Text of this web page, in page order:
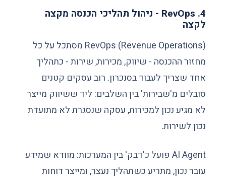
4. RevOps - ניהול תהליכי הכנסה מקצה
לקצה
RevOps (Revenue Operations) מסתכל על כל
מחזור ההכנסה - שיווק, מכירות, שירות - כתהליך
אחד שצריך לעבוד בסנכרון. רוב עסקים קטנים
סובלים מ'שבירות' בין השלבים: ליד ששיווק מייצר
לא מגיע נכון למכירות, עסקה שנסגרת לא מתועדת
נכון לשירות.
AI Agent פועל כ'דבק' בין המערכות: מוודא שמידע
עובר נכון, מתריע כשתהליך נעצר, ומייצר דוחות